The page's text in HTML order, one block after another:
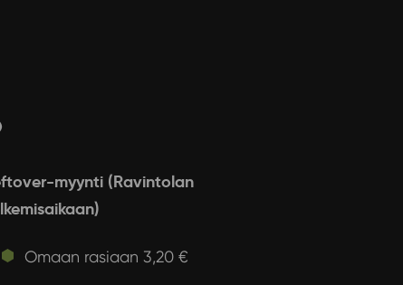
myynti (Ravintolan
Omaan rasiaan 3,20 €